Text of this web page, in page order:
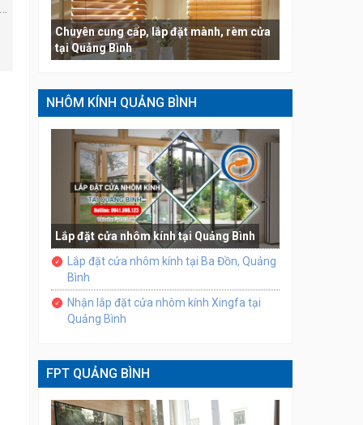
Chuyên cung cấp, lắp đặt mành, rèm cửa
tại Quảng Bình
NHÔM KÍNH QUẢNG BÌNH
Lắp đặt cửa nhôm kính tại Quảng Bình
Lắp đặt cửa nhôm kính tại Ba Đồn, Quảng
Bình
Nhận lắp đặt cửa nhôm kính Xingfa tại
Quảng Bình
FPT QUẢNG BÌNH